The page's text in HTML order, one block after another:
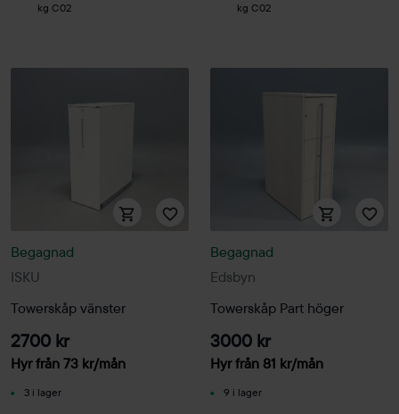
kg C02
kg C02
ISKU
Begagnad
Towerskåp vänster
2700 kr
Hyr från 73 kr/mån
3 i lager
Edsbyn
Begagnad
Towerskåp Part höger
3000 kr
Hyr från 81 kr/mån
9 i lager